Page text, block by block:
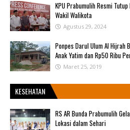
KPU Prabumulih Resmi
Wakil Walikota
Agustus 29, 2024
Ponpes Darul Ulum Al Hijrah
Anak Yatim dan Rp50 Ribu
Maret 25, 2019
KESEHATAN
RS AR Bunda Prabumulih
Lokasi dalam Sehari